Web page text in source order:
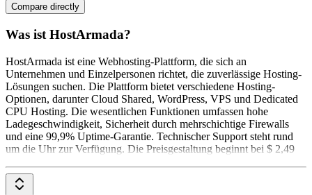
Compare directly
Was ist HostArmada?
HostArmada ist eine Webhosting-Plattform, die sich an
Unternehmen und Einzelpersonen richtet, die zuverlässige Hosting-
Lösungen suchen. Die Plattform bietet verschiedene Hosting-
Optionen, darunter Cloud Shared, WordPress, VPS und Dedicated
CPU Hosting. Die wesentlichen Funktionen umfassen hohe
Ladegeschwindigkeit, Sicherheit durch mehrschichtige Firewalls
und eine 99,9% Uptime-Garantie. Technischer Support steht rund
um die Uhr zur Verfügung. Die Preisgestaltung beginnt bei $ 2,49